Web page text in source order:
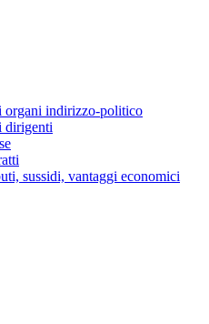
organi indirizzo-politico
dirigenti
sussidi, vantaggi economici